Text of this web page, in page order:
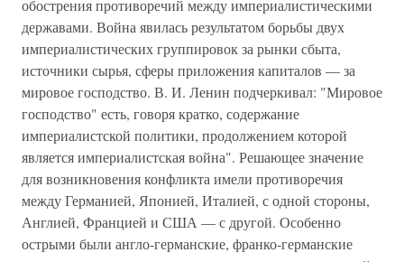
обострения противоречий между империалистическими
державами. Война явилась результатом борьбы двух
империалистических группировок за рынки сбыта,
источники сырья, сферы приложения капиталов — за
мировое господство. В. И. Ленин подчеркивал: "Мировое
господство" есть, говоря кратко, содержание
империалистской политики, продолжением которой
является империалистская война". Решающее значение
для возникновения конфликта имели противоречия
между Германией, Японией, Италией, с одной стороны,
Англией, Францией и США — с другой. Особенно
острыми были англо-германские, франко-германские